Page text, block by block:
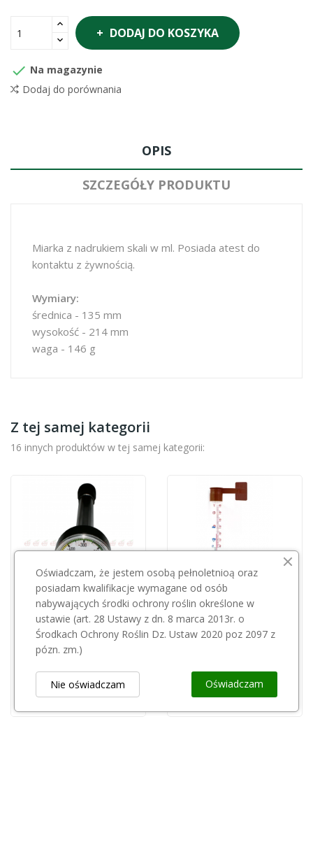
DODAJ DO KOSZYKA
 Na magazynie
Dodaj do porównania
OPIS
SZCZEGÓŁY PRODUKTU
Miarka z nadrukiem skali w ml. Posiada atest do
kontaktu z żywnością.
Wymiary:
średnica - 135 mm
wysokość - 214 mm
waga - 146 g
Z tej samej kategorii
16 innych produktów w tej samej kategorii:
Przepraszamy, ten produkt
jest niedostępny.
Tensjometr 50cm odczyt z góry
205,00 zł
Oświadczam, że jestem osobą pełnoletnioą oraz
posiadam kwalifikacje wymagane od osób
nabywających środki ochrony roślin określone w
ustawie (art. 28 Ustawy z dn. 8 marca 2013r. o
Środkach Ochrony Roślin Dz. Ustaw 2020 poz 2097 z
pózn. zm.)
Oświadczam
Nie oświadczam